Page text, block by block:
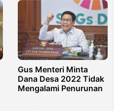
Gus Menteri Minta
Dana Desa 2022 Tidak
Mengalami Penurunan